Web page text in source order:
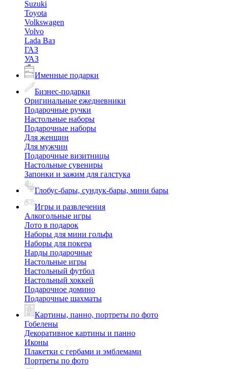
Suzuki
Toyota
Volkswagen
Volvo
Lada Ваз
ГАЗ
УАЗ
Именные подарки
Бизнес-подарки
Оригинальные ежедневники
Подарочные ручки
Настольные наборы
Подарочные наборы
Для женщин
Для мужчин
Подарочные визитницы
Настольные сувениры
Запонки и зажим для галстука
Глобус-бары, сундук-бары, мини бары
Игры и развлечения
Алкогольные игры
Лото в подарок
Наборы для мини гольфа
Наборы для покера
Нарды подарочные
Настольные игры
Настольный футбол
Настольный хоккей
Подарочное домино
Подарочные шахматы
Картины, панно, портреты по фото
Гобелены
Декоративное картины и панно
Иконы
Плакетки с гербами и эмблемами
Портреты по фото